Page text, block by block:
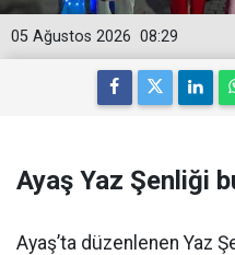
08:29
05 Ağustos 2026
Ayaş Yaz Şenliği
Ayaş’ta düzenlenen Yaz